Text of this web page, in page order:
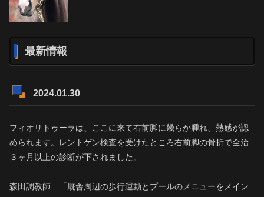
最新情報
2024.01.30
フィオリトゥーラは、ここに来て右前脚に幾らか腫れ、熱感が認
められます。レントゲン検査を受けたところ右前脚の骨折で全治
３ヶ月以上の診断が下されました。
森田調教師 「厩舎周辺の歩行運動とプールのメニューをメイン